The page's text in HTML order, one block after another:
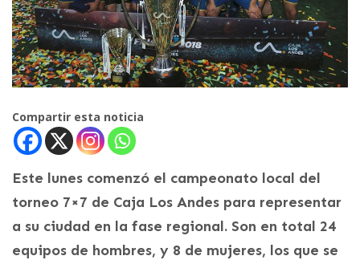
Compartir esta noticia
Este lunes comenzó el campeonato local del
torneo 7×7 de Caja Los Andes para representar
a su ciudad en la fase regional. Son en total 24
equipos de hombres, y 8 de mujeres, los que se